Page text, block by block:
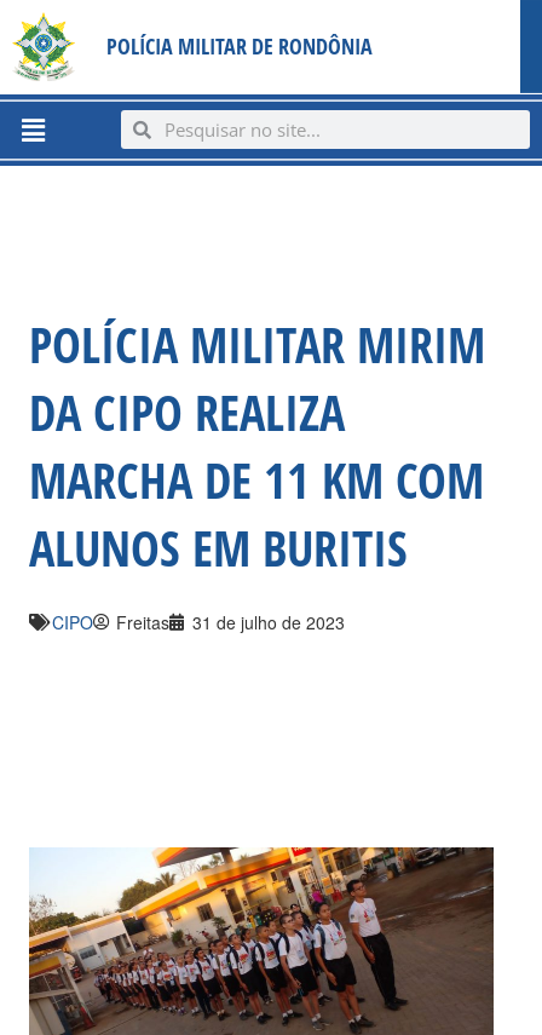
content
para
conteúdo
POLÍCIA MILITAR DE RONDÔNIA
Menu SearchSearch
POLÍCIA MILITAR MIRIM
DA CIPO REALIZA
MARCHA DE 11 KM COM
ALUNOS EM BURITIS
CIPO Freitas 31 de julho de 2023